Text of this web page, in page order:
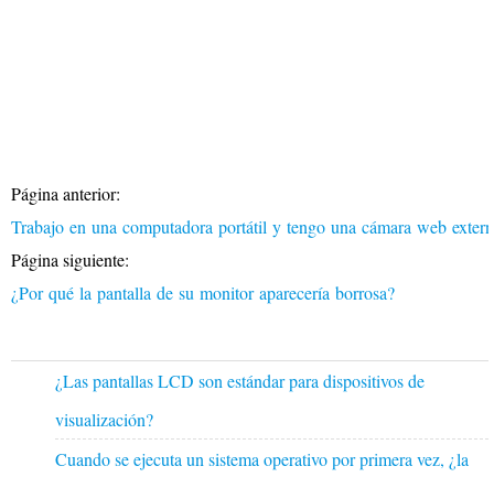
Página anterior:
Trabajo en una computadora portátil y tengo una cámara web
Página siguiente:
¿Por qué la pantalla de su monitor aparecería borrosa?
¿Las pantallas LCD son estándar para dispositivos de
visualización?
Cuando se ejecuta un sistema operativo por primera vez, ¿la